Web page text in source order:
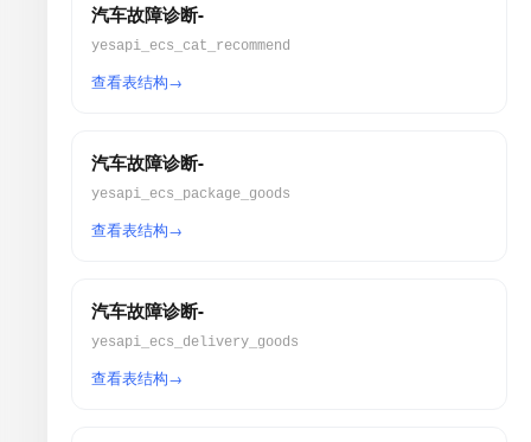
汽车故障诊断-
yesapi_ecs_cat_recommend
查看表结构
汽车故障诊断-
yesapi_ecs_package_goods
查看表结构
汽车故障诊断-
yesapi_ecs_delivery_goods
查看表结构